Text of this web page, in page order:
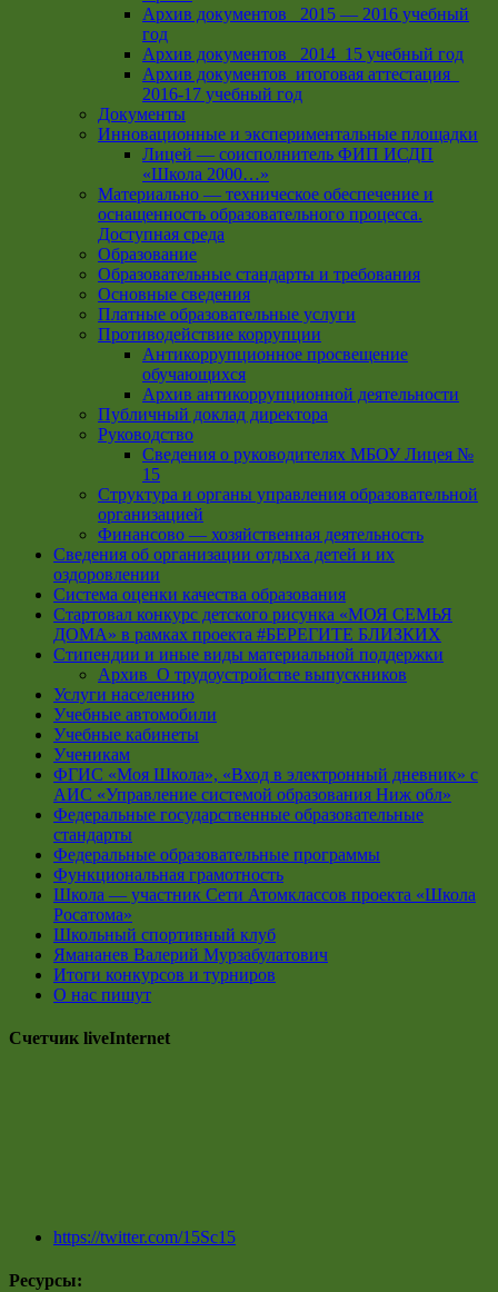
Архив документов _2015 — 2016 учебный
год
Архив документов_ 2014_15 учебный год
Архив документов_итоговая аттестация_
2016-17 учебный год
Документы
Инновационные и экспериментальные площадки
Лицей — соисполнитель ФИП ИСДП
«Школа 2000…»
Материально — техническое обеспечение и
оснащенность образовательного процесса.
Доступная среда
Образование
Образовательные стандарты и требования
Основные сведения
Платные образовательные услуги
Противодействие коррупции
Антикоррупционное просвещение
обучающихся
Архив антикоррупционной деятельности
Публичный доклад директора
Руководство
Cведения о руководителях МБОУ Лицея №
15
Структура и органы управления образовательной
организацией
Финансово — хозяйственная деятельность
Сведения об организации отдыха детей и их
оздоровлении
Система оценки качества образования
Стартовал конкурс детского рисунка «МОЯ СЕМЬЯ
ДОМА» в рамках проекта #БЕРЕГИТЕ БЛИЗКИХ
Стипендии и иные виды материальной поддержки
Архив_О трудоустройстве выпускников
Услуги населению
Учебные автомобили
Учебные кабинеты
Ученикам
ФГИС «Моя Школа», «Вход в электронный дневник» с
АИС «Управление системой образования Ниж обл»
Федеральные государственные образовательные
стандарты
Федеральные образовательные программы
Функциональная грамотность
Школа — участник Сети Атомклассов проекта «Школа
Росатома»
Школьный спортивный клуб
Ямананев Валерий Мурзабулатович
Итоги конкурсов и турниров
О нас пишут
Счетчик liveInternet
https://twitter.com/15Sc15
Ресурсы: